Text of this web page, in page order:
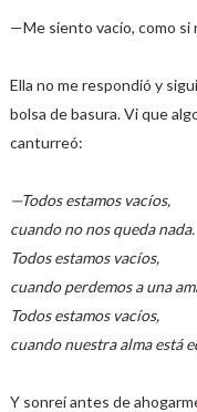
—Me siento vacío, como si
Ella no me respondió y
bolsa de basura. Vi que
canturreó:
—Todos estamos vacíos,
cuando no nos queda nada.
Todos estamos vacíos,
cuando perdemos a una
Todos estamos vacíos,
cuando nuestra alma está
Y sonreí antes de